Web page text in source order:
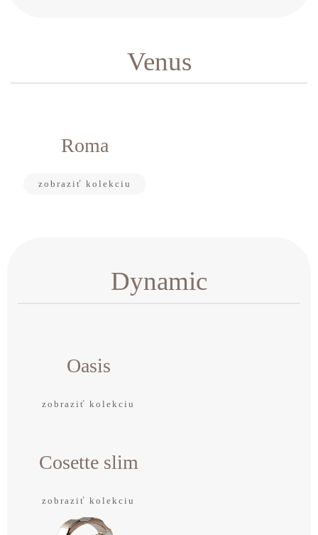
Venus
Roma
zobraziť kolekciu
Dynamic
Oasis
zobraziť kolekciu
Cosette slim
zobraziť kolekciu